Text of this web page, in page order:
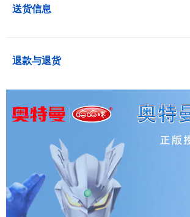
送货信息
退款与退货